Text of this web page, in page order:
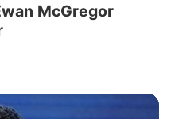
McGregor